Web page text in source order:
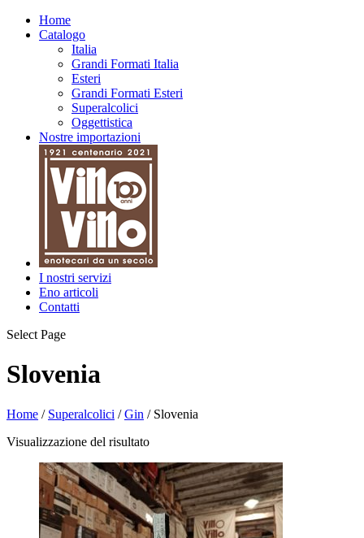
Home
Catalogo
Italia
Grandi Formati Italia
Esteri
Grandi Formati Esteri
Superalcolici
Oggettistica
Nostre importazioni
I nostri servizi
Eno articoli
Contatti
Select Page
Slovenia
Home / Superalcolici /Gin / Slovenia
Visualizzazione del risultato